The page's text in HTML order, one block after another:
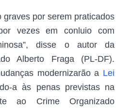
graves por serem praticados
vezes em conluio com
disse o autor da
Alberto Fraga (PL-DF).
modernizarão a Lei
a às penas previstas na
ao Crime Organizado